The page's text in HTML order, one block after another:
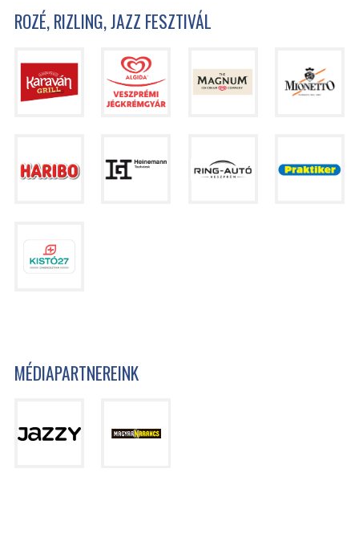
ROZÉ, RIZLING, JAZZ FESZTIVÁL
MÉDIAPARTNEREINK